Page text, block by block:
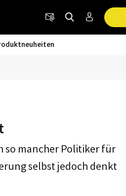
so mancher Politiker für
selbst jedoch denkt